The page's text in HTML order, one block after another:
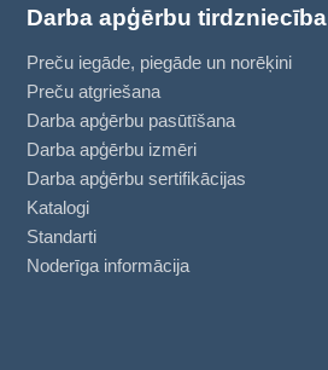
Darba apģērbu tirdzniecība
Preču iegāde, piegāde un norēķini
Preču atgriešana
Darba apģērbu pasūtīšana
Darba apģērbu izmēri
Darba apģērbu sertifikācijas
Katalogi
Standarti
Noderīga informācija